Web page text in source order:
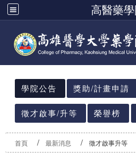
高醫藥
:::
學院公告
獎助/計畫申請
徵才啟事/升等 榮譽榜
首頁 最新消息 徵才啟事升等